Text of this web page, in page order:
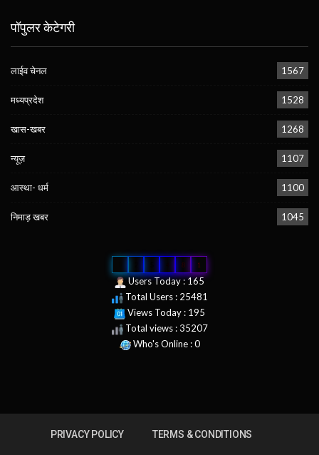
पॉपुलर केटेगरी
लाईव चेनल 1567
मध्यप्रदेश 1528
खास-खबर 1268
न्यूज़ 1107
आस्था- धर्म 1100
निमाड़ खबर 1045
8 1
Users Today : 165
Total Users : 25481
Views Today : 195
Total views : 35207
Who's Online : 0
PRIVACY POLICY TERMS & CONDITIONS